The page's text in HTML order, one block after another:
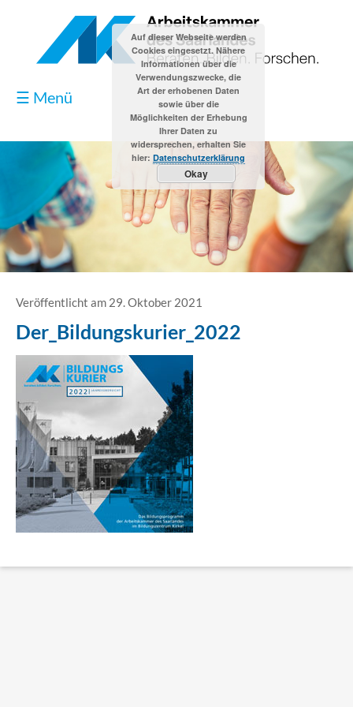
☰ Menü
Blog
Kontakt
Datenschutzerklärung
Erklärung Barrierefreiheit
Veröffentlicht am 29. Oktober 2021
Der_Bildungskurier_2022
Auf dieser Webseite werden
Cookies eingesetzt. Nähere
Informationen über die
Verwendungszwecke, die
Art der erhobenen Daten
sowie über die
Möglichkeiten der Erhebung
Ihrer Daten zu
widersprechen, erhalten Sie
hier: Datenschutzerklärung
Okay